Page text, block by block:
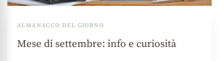
ALMANACCO DEL GIORNO
Mese di settembre: info e curiosità